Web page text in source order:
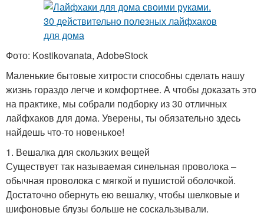
Фото: Kostikovanata, AdobeStock
Маленькие бытовые хитрости способны сделать нашу
жизнь гораздо легче и комфортнее. А чтобы доказать это
на практике, мы собрали подборку из 30 отличных
лайфхаков для дома. Уверены, ты обязательно здесь
найдешь что-то новенькое!
1. Вешалка для скользких вещей
Существует так называемая синельная проволока –
обычная проволока с мягкой и пушистой оболочкой.
Достаточно обернуть ею вешалку, чтобы шелковые и
шифоновые блузы больше не соскальзывали.